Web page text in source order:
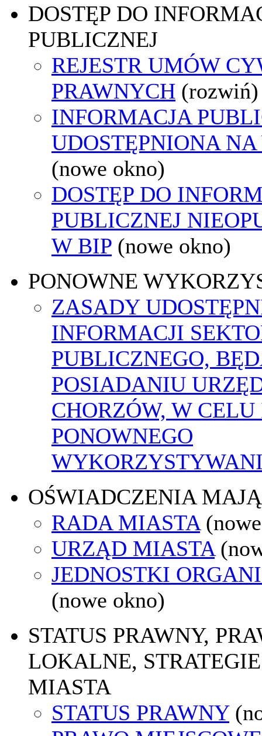
DOSTĘP DO
PUBLICZNEJ
REJESTR UMÓW
PRAWNYCH (rozwiń)
INFORMACJA
UDOSTĘPNIONA
(nowe okno)
DOSTĘP DO
PUBLICZNEJ
W BIP (nowe okno)
PONOWNE
ZASADY
INFORMACJI
PUBLICZNEGO,
POSIADANIU
CHORZÓW, W
PONOWNEGO
OŚWIADCZENIA
RADA MIASTA
URZĄD MIASTA
JEDNOSTKI
(nowe okno)
STATUS PRAWNY,
LOKALNE,
MIASTA
STATUS PRAWNY